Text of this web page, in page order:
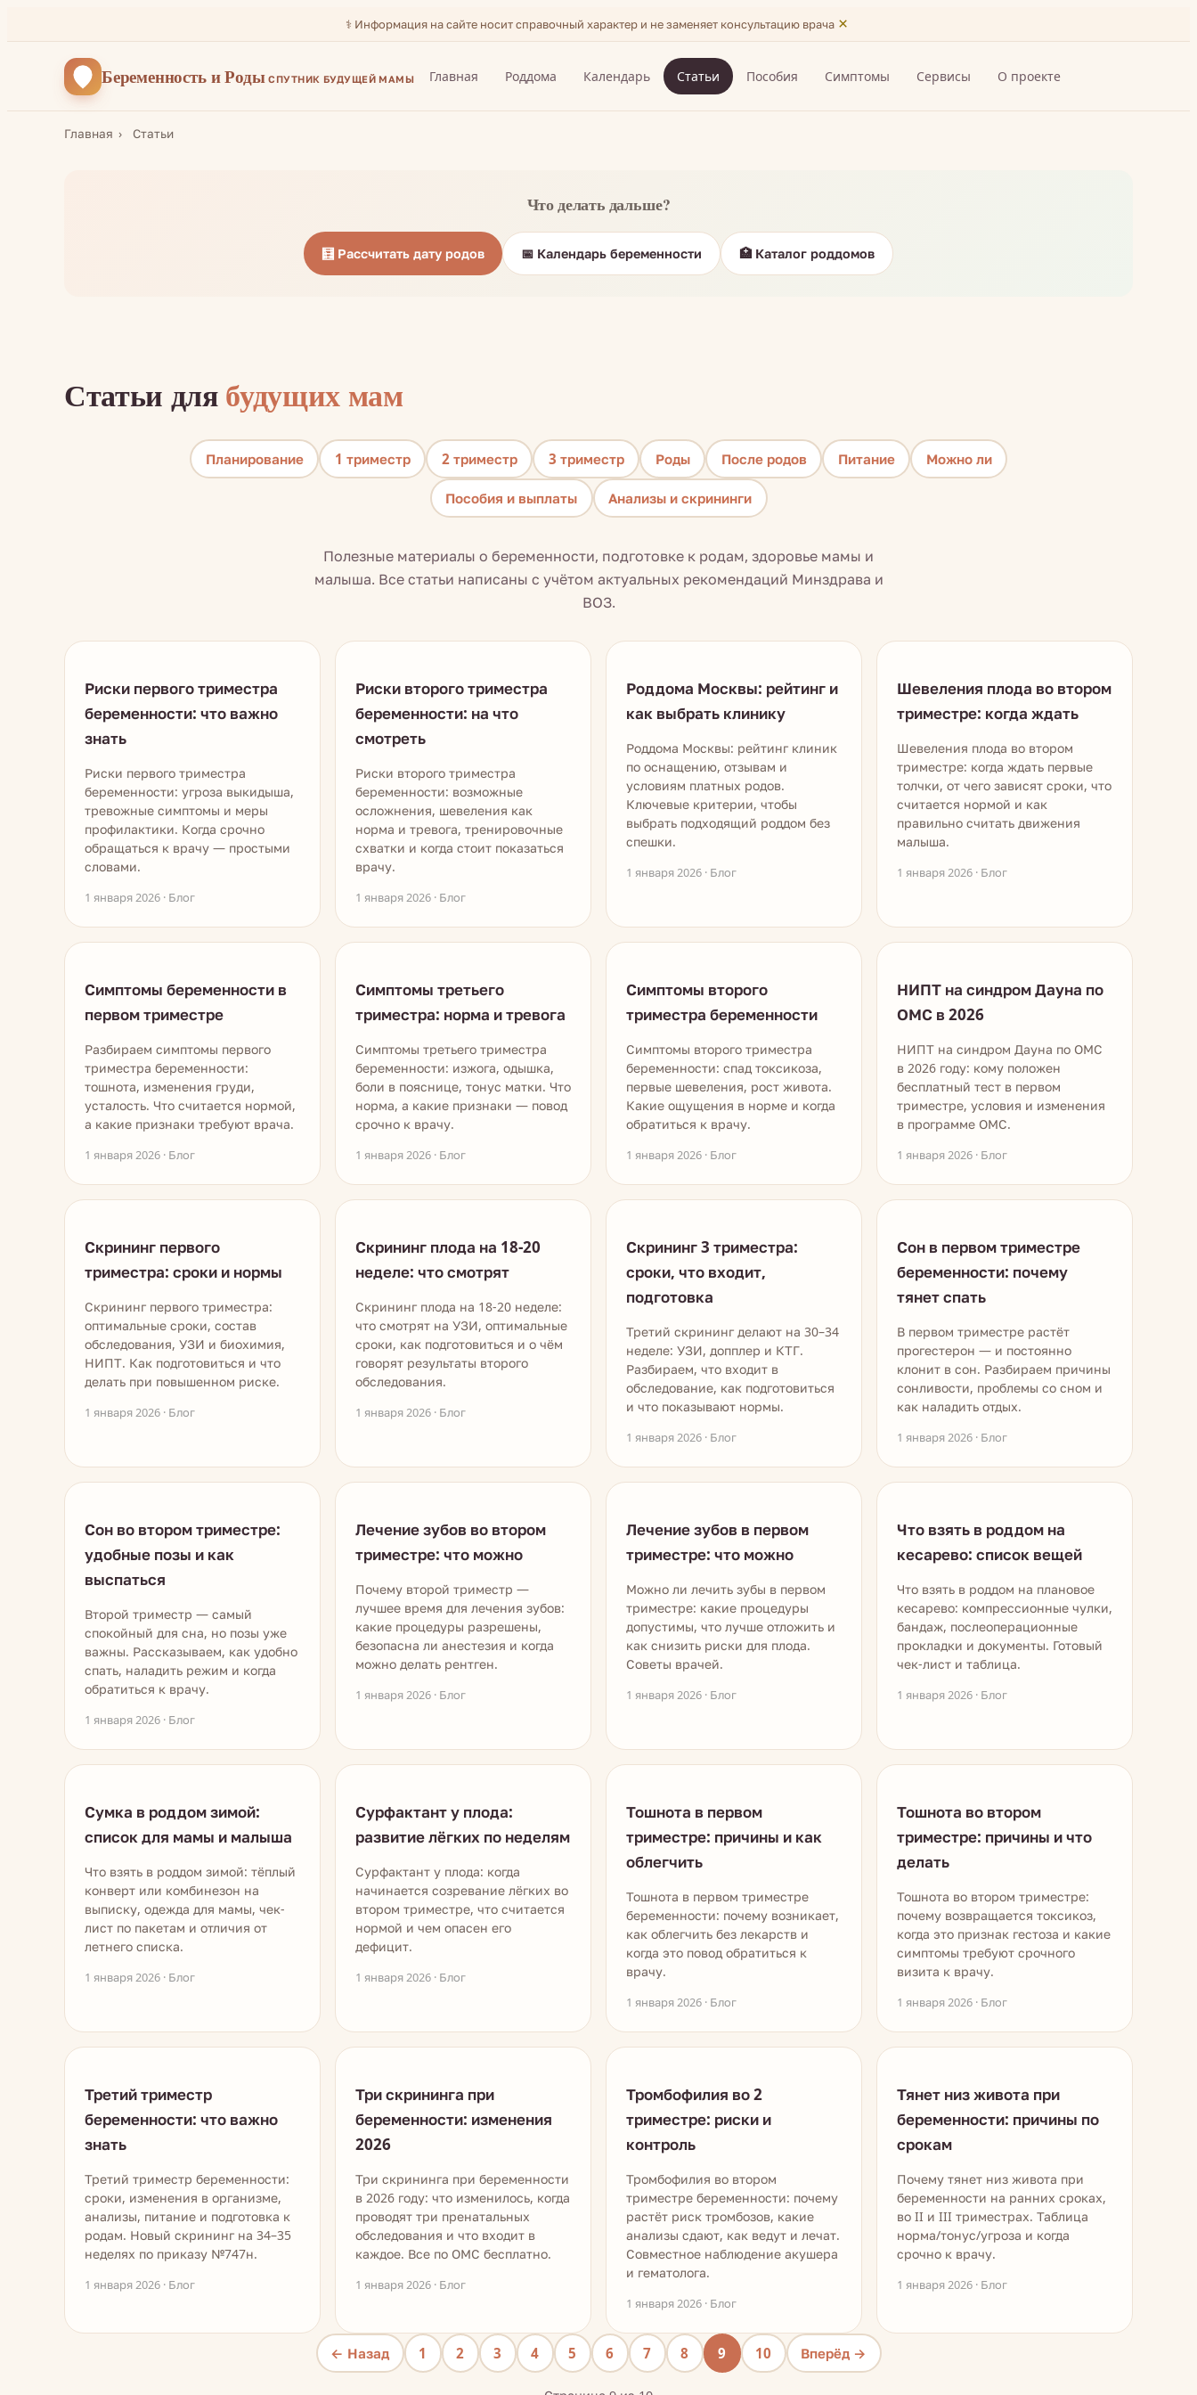
⚕️ Информация на сайте носит справочный характер и не заменяет консультацию врача ×
Беременностьи Роды СПУТНИК БУДУЩЕЙ МАМЫ Главная Роддома Календарь Статьи Пособия Симптомы Сервисы О проекте
Главная Статьи
Что делать дальше?
🧮 Рассчитать дату родов 📅 Календарь беременности 🏥 Каталог роддомов
Статьи длябудущих мам
Планирование 1 триместр 2 триместр 3 триместр Роды После родов Питание Можно ли
Пособия и выплаты Анализы и скрининги
Полезные материалы о беременности, подготовке к родам, здоровье мамы и
малыша. Все статьи написаны с учётом актуальных рекомендаций Минздрава и
ВОЗ.
Риски первого триместра
беременности: что важно
знать
Риски первого триместра
беременности: угроза выкидыша,
тревожные симптомы и меры
профилактики. Когда срочно
обращаться к врачу — простыми
словами.
1 января 2026 · Блог
Риски второго триместра
беременности: на что
смотреть
Риски второго триместра
беременности: возможные
осложнения, шевеления как
норма и тревога, тренировочные
схватки и когда стоит показаться
врачу.
1 января 2026 · Блог
Роддома Москвы: рейтинг и
как выбрать клинику
Роддома Москвы: рейтинг клиник
по оснащению, отзывам и
условиям платных родов.
Ключевые критерии, чтобы
выбрать подходящий роддом без
спешки.
1 января 2026 · Блог
Шевеления плода во втором
триместре: когда ждать
Шевеления плода во втором
триместре: когда ждать первые
толчки, от чего зависят сроки, что
считается нормой и как
правильно считать движения
малыша.
1 января 2026 · Блог
Симптомы беременности в
первом триместре
Разбираем симптомы первого
триместра беременности:
тошнота, изменения груди,
усталость. Что считается нормой,
а какие признаки требуют врача.
1 января 2026 · Блог
Симптомы третьего
триместра: норма и тревога
Симптомы третьего триместра
беременности: изжога, одышка,
боли в пояснице, тонус матки. Что
норма, а какие признаки — повод
срочно к врачу.
1 января 2026 · Блог
Симптомы второго
триместра беременности
Симптомы второго триместра
беременности: спад токсикоза,
первые шевеления, рост живота.
Какие ощущения в норме и когда
обратиться к врачу.
1 января 2026 · Блог
НИПТ на синдром Дауна по
ОМС в 2026
НИПТ на синдром Дауна по ОМС
в 2026 году: кому положен
бесплатный тест в первом
триместре, условия и изменения
в программе ОМС.
1 января 2026 · Блог
Скрининг первого
триместра: сроки и нормы
Скрининг первого триместра:
оптимальные сроки, состав
обследования, УЗИ и биохимия,
НИПТ. Как подготовиться и что
делать при повышенном риске.
1 января 2026 · Блог
Скрининг плода на 18-20
неделе: что смотрят
Скрининг плода на 18-20 неделе:
что смотрят на УЗИ, оптимальные
сроки, как подготовиться и о чём
говорят результаты второго
обследования.
1 января 2026 · Блог
Скрининг 3 триместра:
сроки, что входит,
подготовка
Третий скрининг делают на 30–34
неделе: УЗИ, допплер и КТГ.
Разбираем, что входит в
обследование, как подготовиться
и что показывают нормы.
1 января 2026 · Блог
Сон в первом триместре
беременности: почему
тянет спать
В первом триместре растёт
прогестерон — и постоянно
клонит в сон. Разбираем причины
сонливости, проблемы со сном и
как наладить отдых.
1 января 2026 · Блог
Сон во втором триместре:
удобные позы и как
выспаться
Второй триместр — самый
спокойный для сна, но позы уже
важны. Рассказываем, как удобно
спать, наладить режим и когда
обратиться к врачу.
1 января 2026 · Блог
Лечение зубов во втором
триместре: что можно
Почему второй триместр —
лучшее время для лечения зубов:
какие процедуры разрешены,
безопасна ли анестезия и когда
можно делать рентген.
1 января 2026 · Блог
Лечение зубов в первом
триместре: что можно
Можно ли лечить зубы в первом
триместре: какие процедуры
допустимы, что лучше отложить и
как снизить риски для плода.
Советы врачей.
1 января 2026 · Блог
Что взять в роддом на
кесарево: список вещей
Что взять в роддом на плановое
кесарево: компрессионные чулки,
бандаж, послеоперационные
прокладки и документы. Готовый
чек-лист и таблица.
1 января 2026 · Блог
Сумка в роддом зимой:
список для мамы и малыша
Что взять в роддом зимой: тёплый
конверт или комбинезон на
выписку, одежда для мамы, чек-
лист по пакетам и отличия от
летнего списка.
1 января 2026 · Блог
Сурфактант у плода:
развитие лёгких по неделям
Сурфактант у плода: когда
начинается созревание лёгких во
втором триместре, что считается
нормой и чем опасен его
дефицит.
1 января 2026 · Блог
Тошнота в первом
триместре: причины и как
облегчить
Тошнота в первом триместре
беременности: почему возникает,
как облегчить без лекарств и
когда это повод обратиться к
врачу.
1 января 2026 · Блог
Тошнота во втором
триместре: причины и что
делать
Тошнота во втором триместре:
почему возвращается токсикоз,
когда это признак гестоза и какие
симптомы требуют срочного
визита к врачу.
1 января 2026 · Блог
Третий триместр
беременности: что важно
знать
Третий триместр беременности:
сроки, изменения в организме,
анализы, питание и подготовка к
родам. Новый скрининг на 34–35
неделях по приказу №747н.
1 января 2026 · Блог
Три скрининга при
беременности: изменения
2026
Три скрининга при беременности
в 2026 году: что изменилось, когда
проводят три пренатальных
обследования и что входит в
каждое. Все по ОМС бесплатно.
1 января 2026 · Блог
Тромбофилия во 2
триместре: риски и
контроль
Тромбофилия во втором
триместре беременности: почему
растёт риск тромбозов, какие
анализы сдают, как ведут и лечат.
Совместное наблюдение акушера
и гематолога.
1 января 2026 · Блог
Тянет низ живота при
беременности: причины по
срокам
Почему тянет низ живота при
беременности на ранних сроках,
во II и III триместрах. Таблица
норма/тонус/угроза и когда
срочно к врачу.
1 января 2026 · Блог
← Назад 1 2 3 4 5 6 7 8 9 10 Вперёд →